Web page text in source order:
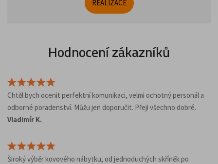
REALIZACE
Hodnocení zákazníků
Chtěl bych ocenit perfektní komunikaci, velmi ochotný personál a
odborné poradenství. Můžu jen doporučit. Přeji všechno dobré.
Vladimír K.
Široký výběr kovového nábytku, od jednoduchých skříněk po